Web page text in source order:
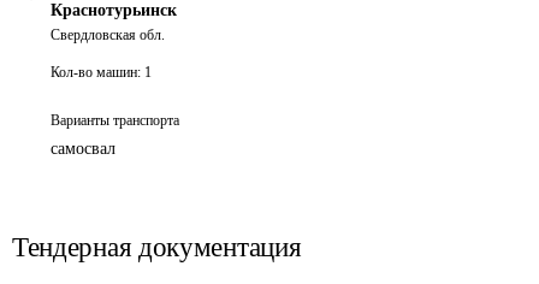
Краснотурьинск
Свердловская обл.
Кол-во машин: 1
Варианты транспорта
самосвал
Тендерная документация